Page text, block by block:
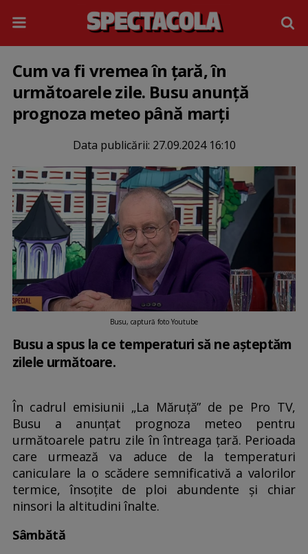
Cum va fi vremea în țară, în
următoarele zile. Busu anunță
prognoza meteo până marți
Data publicării: 27.09.2024 16:10
Busu, captură foto Youtube
Busu a spus la ce temperaturi să ne așteptăm
zilele următoare.
În cadrul emisiunii „La Măruță” de pe Pro TV,
Busu a anunțat prognoza meteo pentru
următoarele patru zile în întreaga țară. Perioada
care urmează va aduce de la temperaturi
caniculare la o scădere semnificativă a valorilor
termice, însoțite de ploi abundente și chiar
ninsori la altitudini înalte.
Sâmbătă